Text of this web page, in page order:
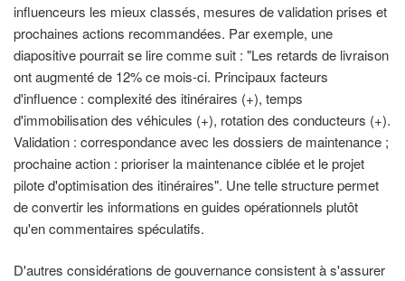
influenceurs les mieux classés, mesures de validation prises et
prochaines actions recommandées. Par exemple, une
diapositive pourrait se lire comme suit : "Les retards de livraison
ont augmenté de 12% ce mois-ci. Principaux facteurs
d'influence : complexité des itinéraires (+), temps
d'immobilisation des véhicules (+), rotation des conducteurs (+).
Validation : correspondance avec les dossiers de maintenance ;
prochaine action : prioriser la maintenance ciblée et le projet
pilote d'optimisation des itinéraires". Une telle structure permet
de convertir les informations en guides opérationnels plutôt
qu'en commentaires spéculatifs.
D'autres considérations de gouvernance consistent à s'assurer